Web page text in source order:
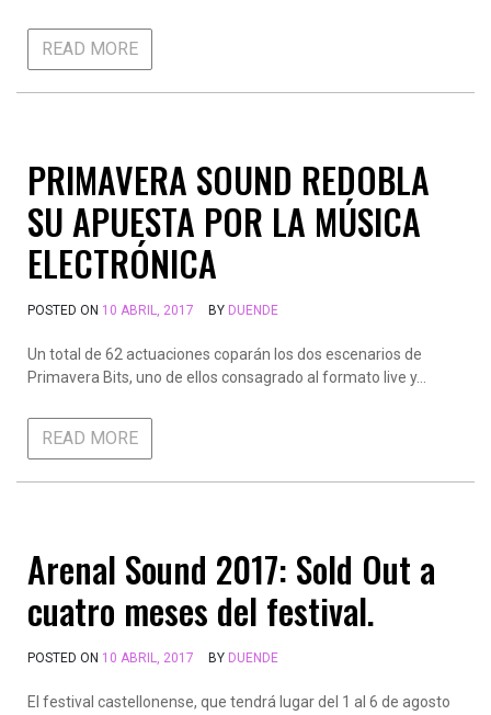
READ MORE
PRIMAVERA SOUND REDOBLA
SU APUESTA POR LA MÚSICA
ELECTRÓNICA
POSTED ON 10 ABRIL, 2017 BY DUENDE
Un total de 62 actuaciones coparán los dos escenarios de
Primavera Bits, uno de ellos consagrado al formato live y…
READ MORE
Arenal Sound 2017: Sold Out a
cuatro meses del festival.
POSTED ON 10 ABRIL, 2017 BY DUENDE
El festival castellonense, que tendrá lugar del 1 al 6 de agosto